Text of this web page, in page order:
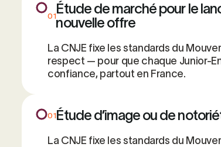
01Étude de marché pour le
nouvelle offre
La CNJE fixe les standards du
respect — pour que chaque Junior-
confiance, partout en France.
01Étude d’image ou de
La CNJE fixe les standards du